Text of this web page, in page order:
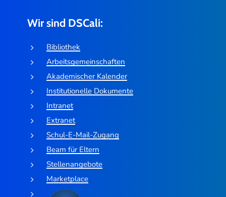
Wir sind DSCali:
Bibliothek
Arbeitsgemeinschaften
Akademischer Kalender
Institutionelle Dokumente
Intranet
Extranet
Schul-E-Mail-Zugang
Beam für Eltern
Stellenangebote
Marketplace